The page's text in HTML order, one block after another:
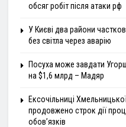
обсяг робіт після атаки рф
У Києві два райони
без світла через аварію
Посуха може завдати
на $1,6 млрд – Мадяр
Ексочільниці
продовжено строк дії
обов’язків